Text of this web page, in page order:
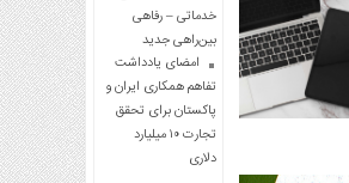
خدماتی – رفاهی
بین‌راهی جدید
امضای یادداشت
تفاهم همکاری ایران و
پاکستان برای تحقق
تجارت ۱۰ میلیارد
دلاری